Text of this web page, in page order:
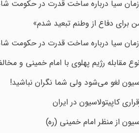
سیا درباره ساخت قدرت در حکومت شاه
برای دفاع از وطنم تبعید شدم»
سیا درباره ساخت قدرت در حکومت
مقابله رژیم پهلوی با امام خمینی و
لغو می‌شود ولی شما نگران نباشید!
کاپیتولاسیون در ایران
از منظر امام خمینی (ره)